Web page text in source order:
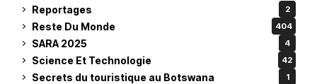
Reportages 2
Reste Du Monde 404
SARA 2025 4
Science Et Technologie 42
Secrets du touristique au Botswana 1